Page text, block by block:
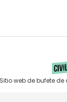
Sitio web de bufete